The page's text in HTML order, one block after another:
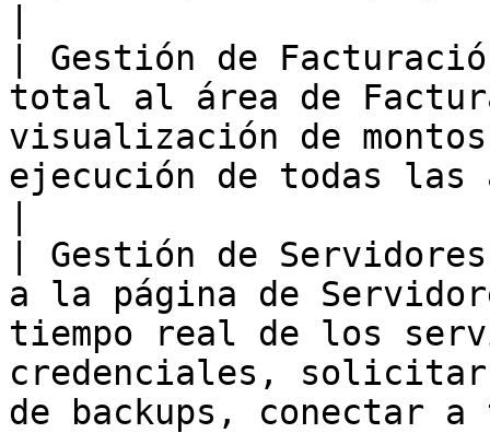
| Gestión de
total al área de
visualización de
ejecución de todas las
| Gestión de
a la página de
tiempo real de los
credenciales, solicitar
de backups, conectar